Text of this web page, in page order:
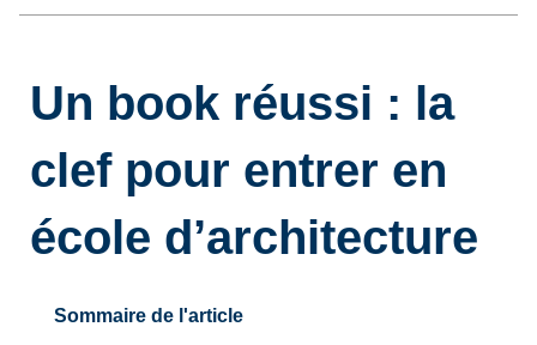
Un book réussi : la
clef pour entrer en
école d’architecture
Sommaire de l'article